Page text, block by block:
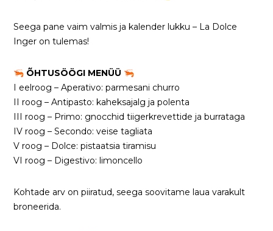
Seega pane vaim valmis ja kalender lukku – La Dolce
Inger on tulemas!
🦐 ÕHTUSÖÖGI MENÜÜ 🦐
I eelroog – Aperativo: parmesani churro
II roog – Antipasto: kaheksajalg ja polenta
III roog – Primo: gnocchid tiigerkrevettide ja burrataga
IV roog – Secondo: veise tagliata
V roog – Dolce: pistaatsia tiramisu
VI roog – Digestivo: limoncello
Kohtade arv on piiratud, seega soovitame laua varakult
broneerida.